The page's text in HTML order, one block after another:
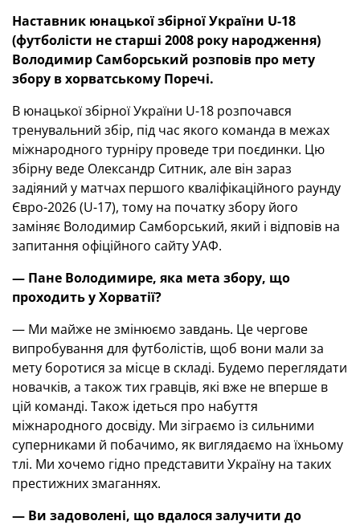
Наставник юнацької збірної України U-18
(футболісти не старші 2008 року народження)
Володимир Самборський розповів про мету
збору в хорватському Поречі.
В юнацької збірної України U-18 розпочався
тренувальний збір, під час якого команда в межах
міжнародного турніру проведе три поєдинки. Цю
збірну веде Олександр Ситник, але він зараз
задіяний у матчах першого кваліфікаційного раунду
Євро-2026 (U-17), тому на початку збору його
заміняє Володимир Самборський, який і відповів на
запитання офіційного сайту УАФ.
— Пане Володимире, яка мета збору, що
проходить у Хорватії?
— Ми майже не змінюємо завдань. Це чергове
випробування для футболістів, щоб вони мали за
мету боротися за місце в складі. Будемо переглядати
новачків, а також тих гравців, які вже не вперше в
цій команді. Також ідеться про набуття
міжнародного досвіду. Ми зіграємо із сильними
суперниками й побачимо, як виглядаємо на їхньому
тлі. Ми хочемо гідно представити Україну на таких
престижних змаганнях.
— Ви задоволені, що вдалося залучити до